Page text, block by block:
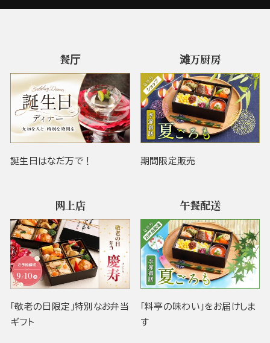
餐厅
誕生日はなだ万で！
滩万厨房
期間限定販売
网上店
「敬老の日限定」特別なお弁当
ギフト
午餐配送
「料亭の味わい」をお届けしま
す